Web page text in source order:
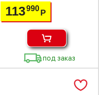
113990 Р
под заказ